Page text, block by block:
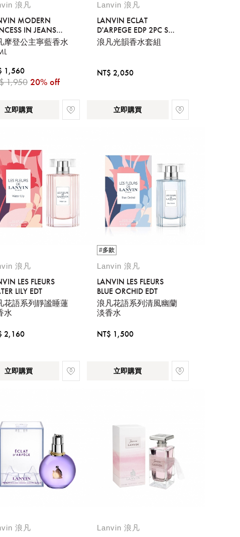
浪凡
MODERN
IN JEANS
60ML
摩登公主寧藍香水
1,560
1,950 20% off
立即購買
Lanvin 浪凡
LANVIN ECLAT
D'ARPEGE EDP 2PC SET
EDP 50ML + BODY
LOTION 100ML
浪凡光韻香水套組
NT$ 2,050
立即購買
浪凡
LES FLEURS
LILY EDT
花語系列靜謐睡蓮
水
2,160
立即購買
#多款
Lanvin 浪凡
LANVIN LES FLEURS
BLUE ORCHID EDT
浪凡花語系列清風幽蘭
淡香水
NT$ 1,500
立即購買
浪凡 Lanvin 浪凡